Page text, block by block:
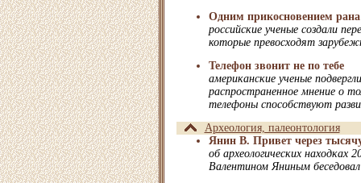
Одним прикосновением рана
российские ученые создали
которые превосходят
Телефон звонит не по тебе
американские ученые
распространенное мнение о
телефоны способствуют
Археология, палеонтология
Янин В. Привет через
об археологических находках
Валентином Яниным